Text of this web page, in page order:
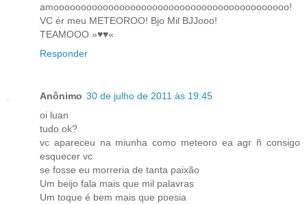
amooooooooooooooooooooooooooooooooooooooooooo!
VC ér meu METEOROO! Bjo Mil BJJooo!
TEAMOOO »♥♥«
Responder
Anônimo 30 de julho de 2011 às 19:45
oi luan
tudo ok?
vc apareceu na miunha como meteoro ea agr ñ consigo
esquecer vc
se fosse eu morreria de tanta paixão
Um beijo fala mais que mil palavras
Um toque é bem mais que poesia